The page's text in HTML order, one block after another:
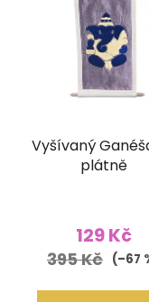
Vyšívaný
plátně
129 Kč
395 Kč (–67